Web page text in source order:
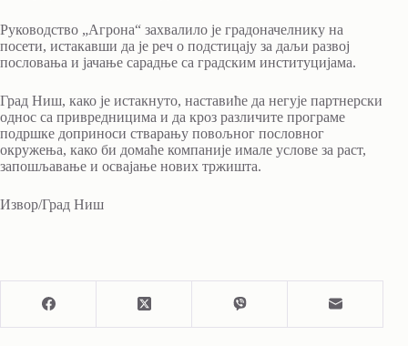
Руководство „Агрона“ захвалило је градоначелнику на
посети, истакавши да је реч о подстицају за даљи развој
пословања и јачање сарадње са градским институцијама.
Град Ниш, како је истакнуто, наставиће да негује партнерски
однос са привредницима и да кроз различите програме
подршке доприноси стварању повољног пословног
окружења, како би домаће компаније имале услове за раст,
запошљавање и освајање нових тржишта.
Извор/Град Ниш